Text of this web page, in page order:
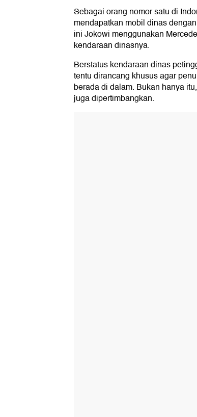
Sebagai orang nomor satu di
mendapatkan mobil dinas
ini Jokowi menggunakan
kendaraan dinasnya.
Berstatus kendaraan dinas
tentu dirancang khusus agar
berada di dalam. Bukan hanya
juga dipertimbangkan.